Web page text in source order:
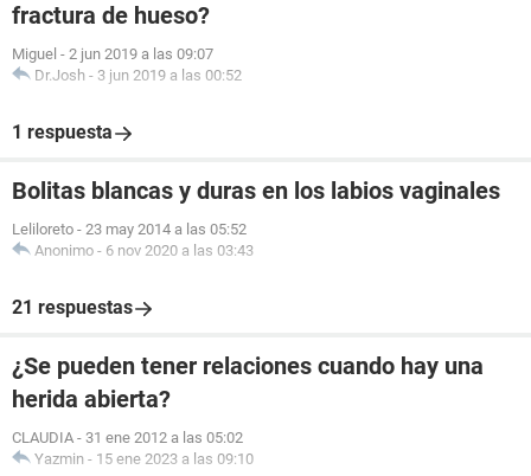
fractura de hueso?
Miguel - 2 jun 2019 a las 09:07
Dr.Josh - 3 jun 2019 a las 00:52
1 respuesta
Bolitas blancas y duras en los labios vaginales
Leliloreto - 23 may 2014 a las 05:52
Anonimo - 6 nov 2020 a las 03:43
21 respuestas
¿Se pueden tener relaciones cuando hay una
herida abierta?
CLAUDIA - 31 ene 2012 a las 05:02
Yazmin - 15 ene 2023 a las 09:10